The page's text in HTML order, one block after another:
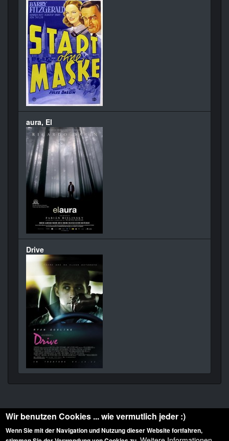
aura, El
Drive
Wir benutzen Cookies ... wie vermutlich jeder :)
Wenn Sie mit der Navigation und Nutzung dieser Website fortfahren,